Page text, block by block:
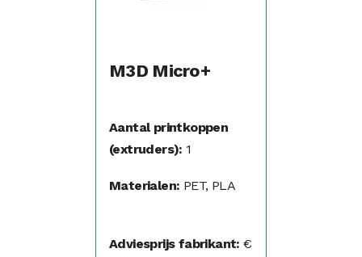
M3D Micro+
Aantal printkoppen
(extruders): 1
Materialen: PET, PLA
Adviesprijs fabrikant:€